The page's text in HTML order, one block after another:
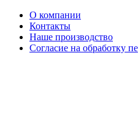
О компании
Контакты
Наше производство
Согласие на обработку